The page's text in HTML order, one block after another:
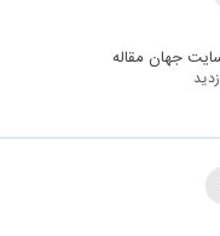
جهان مقاله